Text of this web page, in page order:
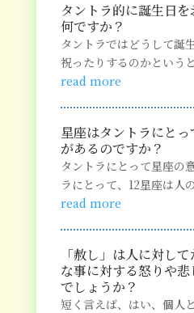
タントラ的に誕生日
何ですか？
タントラではどうして誕
祝ったりするのかという
read more
星座はタントラにと
があるのですか？
タントラにとって星座の
ラにとって、12星座は人
read more
「赦し」は人に対し
な事に対する怒りや
でしょうか？
短く言えば、はい、個人